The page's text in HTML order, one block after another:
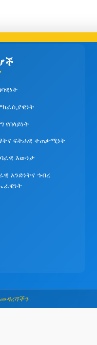
የበላይነት
ፍትሐዊ ተጠቃሚነት
እውነታ
አንድነትና ኅብረ